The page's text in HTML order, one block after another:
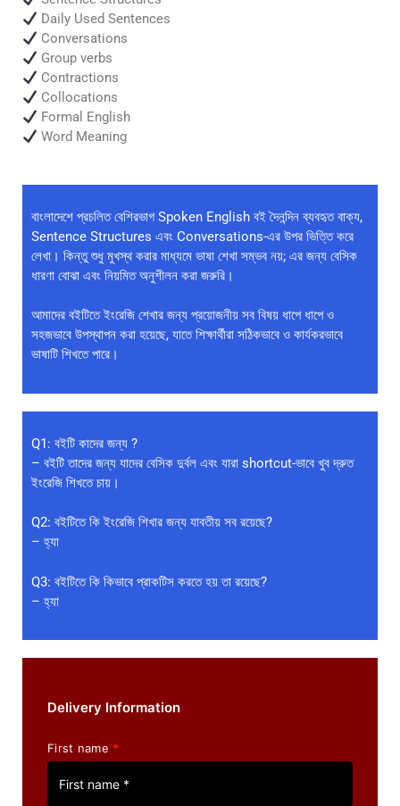
Daily Used Sentences
Conversations
Group verbs
Contractions
Collocations
Formal English
Word Meaning
বাংলাদেশে প্রচলিত বেশিরভাগ Spoken English বই দৈনন্দিন ব্যবহৃত বাক্য,
Sentence Structures এবং Conversations-এর উপর ভিত্তি করে
লেখা। কিন্তু শুধু মুখস্থ করার মাধ্যমে ভাষা শেখা সম্ভব নয়; এর জন্য বেসিক
ধারণা বোঝা এবং নিয়মিত অনুশীলন করা জরুরি।
আমাদের বইটিতে ইংরেজি শেখার জন্য প্রয়োজনীয় সব বিষয় ধাপে ধাপে ও
সহজভাবে উপস্থাপন করা হয়েছে, যাতে শিক্ষার্থীরা সঠিকভাবে ও কার্যকরভাবে
ভাষাটি শিখতে পারে।
Q1: বইটি কাদের জন্য ?
– বইটি তাদের জন্য যাদের বেসিক দুর্বল এবং যারা shortcut-ভাবে খুব দ্রুত
ইংরেজি শিখতে চায়।
Q2: বইটিতে কি ইংরেজি শিখার জন্য যাবতীয় সব রয়েছে?
– হ্যা
Q3: বইটিতে কি কিভাবে প্রাকটিস করতে হয় তা রয়েছে?
– হ্যা
Delivery Information
First name *